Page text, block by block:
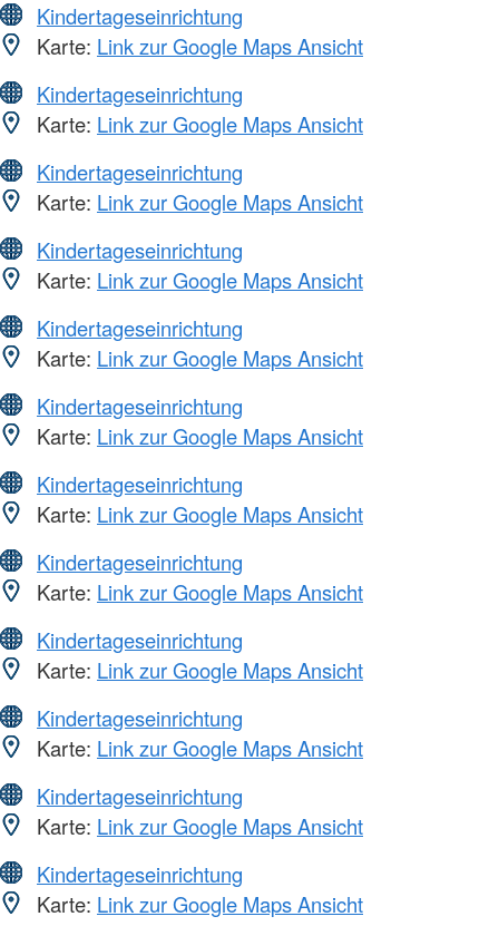
Kindertageseinrichtung
Karte: Link zur Google Maps Ansicht
Kindertageseinrichtung
Karte: Link zur Google Maps Ansicht
Kindertageseinrichtung
Karte: Link zur Google Maps Ansicht
Kindertageseinrichtung
Karte: Link zur Google Maps Ansicht
Kindertageseinrichtung
Karte: Link zur Google Maps Ansicht
Kindertageseinrichtung
Karte: Link zur Google Maps Ansicht
Kindertageseinrichtung
Karte: Link zur Google Maps Ansicht
Kindertageseinrichtung
Karte: Link zur Google Maps Ansicht
Kindertageseinrichtung
Karte: Link zur Google Maps Ansicht
Kindertageseinrichtung
Karte: Link zur Google Maps Ansicht
Kindertageseinrichtung
Karte: Link zur Google Maps Ansicht
Kindertageseinrichtung
Karte: Link zur Google Maps Ansicht